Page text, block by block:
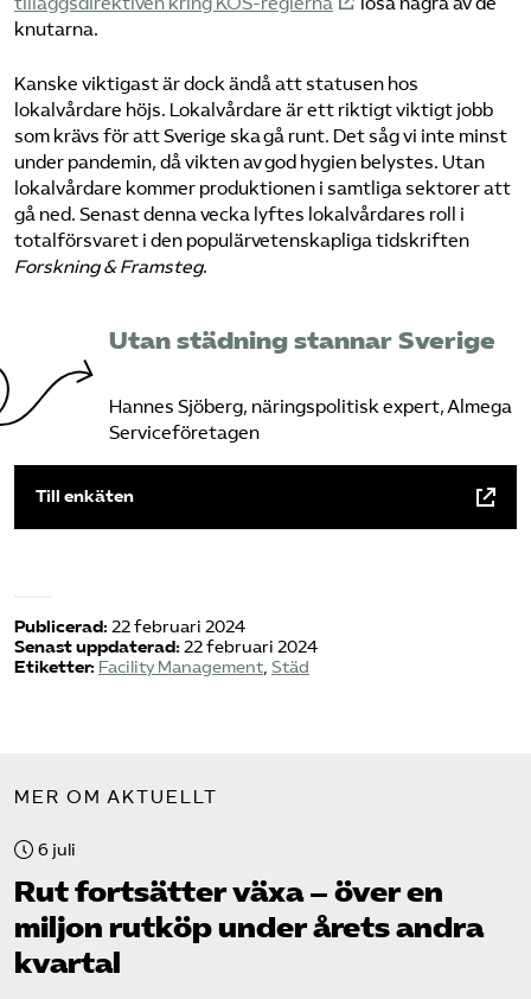
knutarna.
Kanske viktigast är dock ändå att statusen hos
lokalvårdare höjs. Lokalvårdare är ett riktigt viktigt jobb
som krävs för att Sverige ska gå runt. Det såg vi inte minst
under pandemin, då vikten av god hygien belystes. Utan
lokalvårdare kommer produktionen i samtliga sektorer att
gå ned. Senast denna vecka lyftes lokalvårdares roll i
totalförsvaret i den populärvetenskapliga tidskriften
Forskning & Framsteg.
Utan städning stannar Sverige
Hannes Sjöberg, näringspolitisk expert, Almega
Serviceföretagen
Till enkäten
Publicerad: 22 februari 2024
Senast uppdaterad: 22 februari 2024
Etiketter: Facility Management, Städ
MER OM AKTUELLT
6 juli
Rut fortsätter växa – över en
miljon rutköp under årets andra
kvartal